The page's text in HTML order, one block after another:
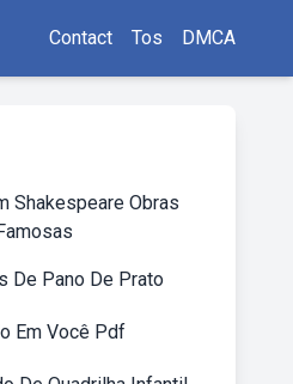
Contact Tos DMCA
Shakespeare Obras
De Pano De Prato
Em Você Pdf